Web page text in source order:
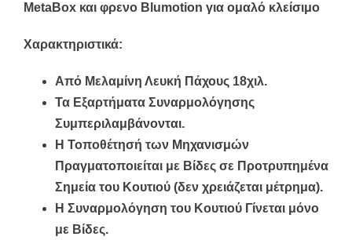
MetaBox και φρενο Blumotion για ομαλό κλείσιμο
Χαρακτηριστικά:
Από Μελαμίνη Λευκή Πάχους 18χιλ.
Τα Εξαρτήματα Συναρμολόγησης
Συμπεριλαμβάνονται.
Η Τοποθέτησή των Μηχανισμών
Πραγματοποιείται με Βίδες σε Προτρυπημένα
Σημεία του Κουτιού (δεν χρειάζεται μέτρημα).
Η Συναρμολόγηση του Κουτιού Γίνεται μόνο
με Βίδες.